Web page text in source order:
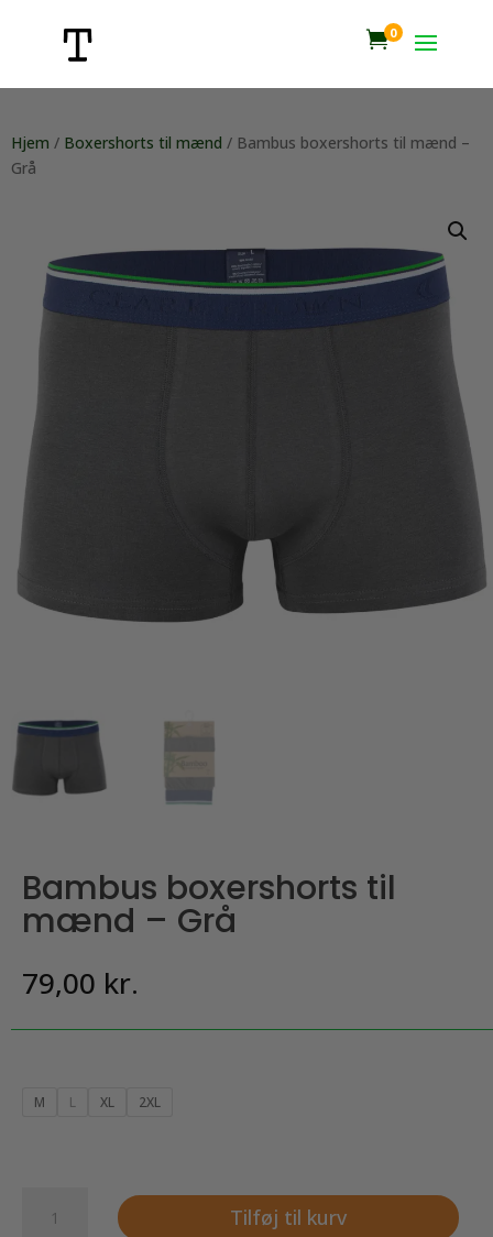
0
Hjem / Boxershorts til mænd / Bambus boxershorts til mænd –
Grå
Bambus boxershorts til
mænd – Grå
79,00 kr.
M L XL 2XL
boxershorts
Tilføj til kurv